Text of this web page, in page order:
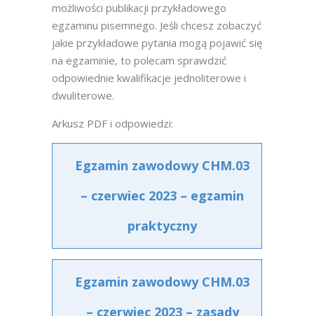
możliwości publikacji przykładowego
egzaminu pisemnego. Jeśli chcesz zobaczyć
jakie przykładowe pytania mogą pojawić się
na egzaminie, to polecam sprawdzić
odpowiednie kwalifikacje jednoliterowe i
dwuliterowe.
Arkusz PDF i odpowiedzi:
Egzamin zawodowy CHM.03
– czerwiec 2023 – egzamin
praktyczny
Egzamin zawodowy CHM.03
– czerwiec 2023 – zasady